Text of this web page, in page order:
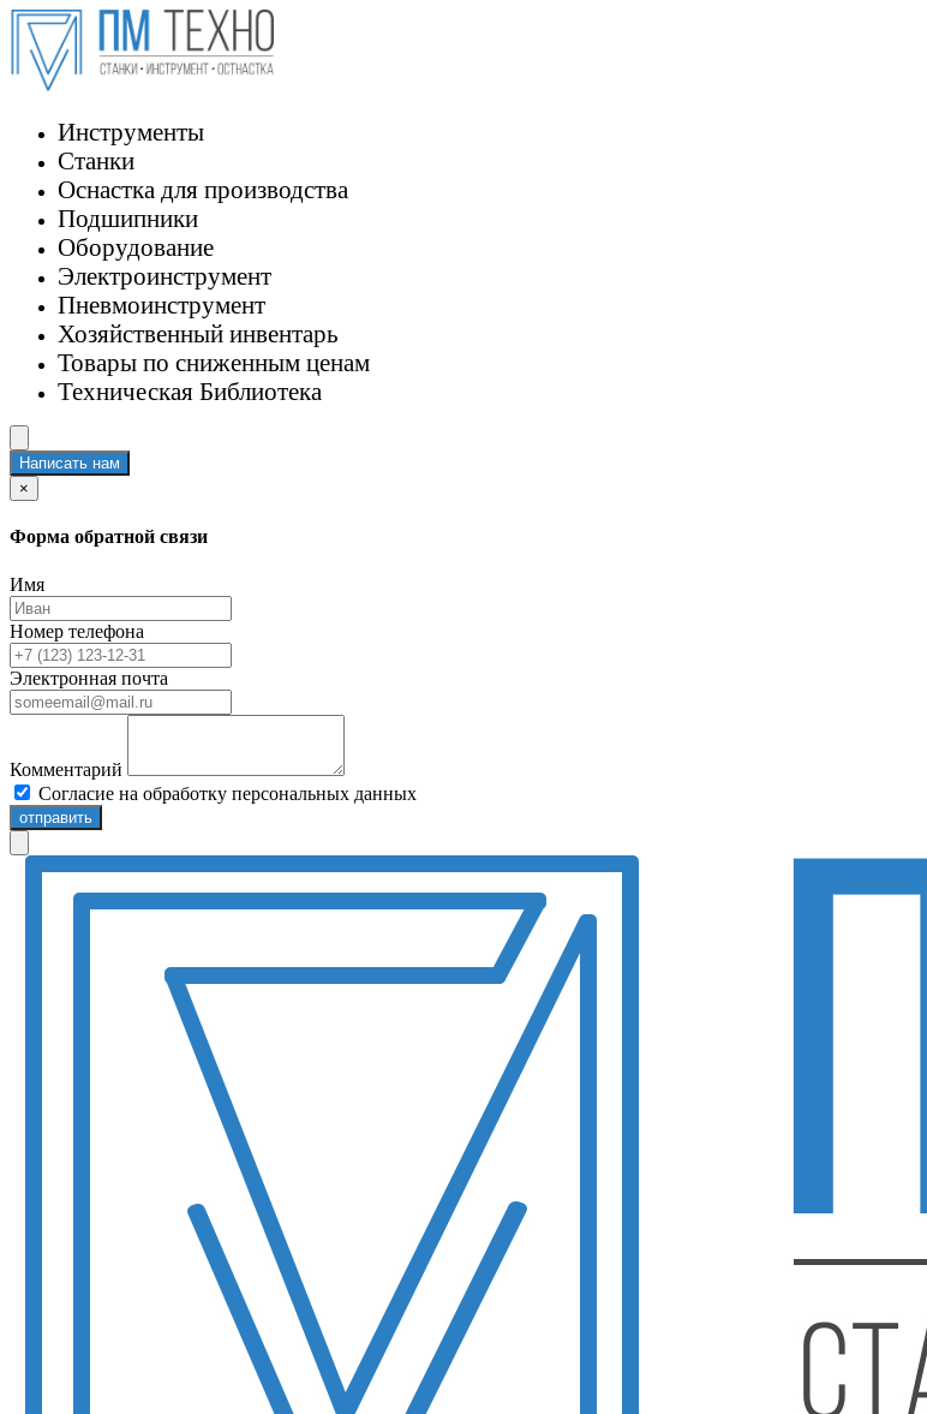
Инструменты
Станки
Оснастка для производства
Подшипники
Оборудование
Электроинструмент
Пневмоинструмент
Хозяйственный инвентарь
Товары по сниженным ценам
Техническая Библиотека
Написать нам
×
Форма обратной связи
Имя
Номер телефона
Электронная почта
Комментарий
Согласие на обработку персональных данных
отправить